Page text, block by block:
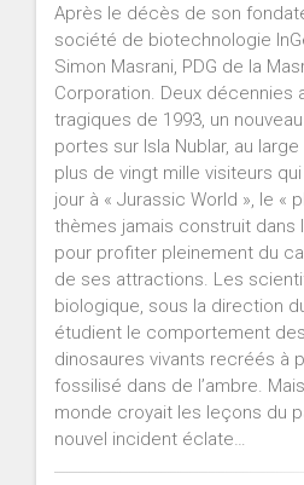
Après le décès de son
société de biotechnologie
Simon Masrani, PDG de la
Corporation. Deux décennies
tragiques de 1993, un
portes sur Isla Nublar, au
plus de vingt mille visiteurs
jour à « Jurassic World », le «
thèmes jamais construit dans
pour profiter pleinement du
de ses attractions. Les
biologique, sous la direction
étudient le comportement
dinosaures vivants recréés à
fossilisé dans de lʼambre.
monde croyait les leçons du
nouvel incident éclate…